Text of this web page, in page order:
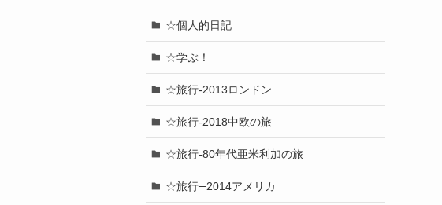
☆個人的日記
☆学ぶ！
☆旅行-2013ロンドン
☆旅行-2018中欧の旅
☆旅行-80年代亜米利加の旅
☆旅行─2014アメリカ